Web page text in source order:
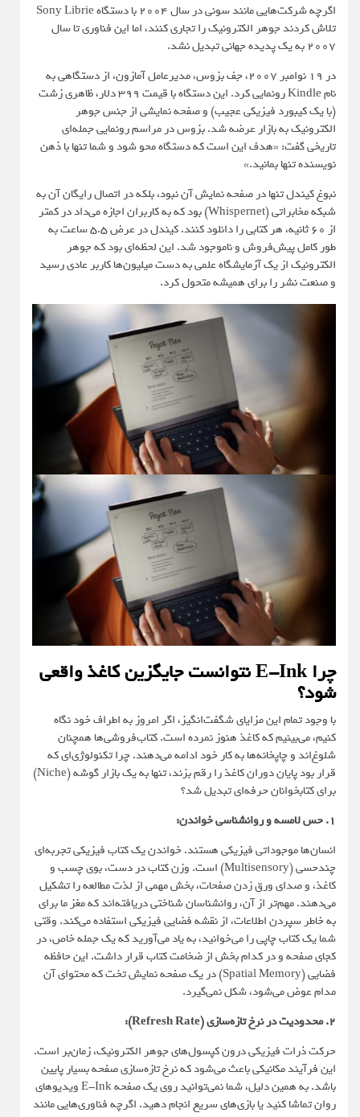
اگرچه شرکت‌هایی مانند سونی در سال 2004 با دستگاه Sony Librie
تلاش کردند جوهر الکترونیک را تجاری کنند، اما این فناوری تا سال
2007 به یک پدیده جهانی تبدیل نشد.
در 19 نوامبر 2007، جف بزوس، مدیرعامل آمازون، از دستگاهی به
نام Kindle رونمایی کرد. این دستگاه با قیمت 399 دلار، ظاهری زشت
(با یک کیبورد فیزیکی عجیب) و صفحه نمایشی از جنس جوهر
الکترونیک به بازار عرضه شد. بزوس در مراسم رونمایی جمله‌ای
تاریخی گفت: «هدف این است که دستگاه محو شود و شما تنها با ذهن
نویسنده تنها بمانید.»
نبوغ کیندل تنها در صفحه نمایش آن نبود، بلکه در اتصال رایگان آن به
شبکه مخابراتی (Whispernet) بود که به کاربران اجازه می‌داد در کمتر
از 60 ثانیه، هر کتابی را دانلود کنند. کیندل در عرض 5.5 ساعت به
طور کامل پیش‌فروش و ناموجود شد. این لحظه‌ای بود که جوهر
الکترونیک از یک آزمایشگاه علمی به دست میلیون‌ها کاربر عادی رسید
و صنعت نشر را برای همیشه متحول کرد.
چرا E-Ink نتوانست جایگزین کاغذ واقعی
شود؟
با وجود تمام این مزایای شگفت‌انگیز، اگر امروز به اطراف خود نگاه
کنیم، می‌بینیم که کاغذ هنوز نمرده است. کتاب‌فروشی‌ها همچنان
شلوغ‌اند و چاپخانه‌ها به کار خود ادامه می‌دهند. چرا تکنولوژی‌ای که
قرار بود پایان دوران کاغذ را رقم بزند، تنها به یک بازار گوشه (Niche)
برای کتابخوانان حرفه‌ای تبدیل شد؟
۱. حس لامسه و روانشناسی خواندن:
انسان‌ها موجوداتی فیزیکی هستند. خواندن یک کتاب فیزیکی تجربه‌ای
چندحسی (Multisensory) است. وزن کتاب در دست، بوی چسب و
کاغذ، و صدای ورق زدن صفحات، بخش مهمی از لذت مطالعه را تشکیل
می‌دهند. مهم‌تر از آن، روانشناسان شناختی دریافته‌اند که مغز ما برای
به خاطر سپردن اطلاعات، از نقشه فضایی فیزیکی استفاده می‌کند. وقتی
شما یک کتاب چاپی را می‌خوانید، به یاد می‌آورید که یک جمله خاص، در
کجای صفحه و در کدام بخش از ضخامت کتاب قرار داشت. این حافظه
فضایی (Spatial Memory) در یک صفحه نمایش تخت که محتوای آن
مدام عوض می‌شود، شکل نمی‌گیرد.
۲. محدودیت در نرخ تازه‌سازی (Refresh Rate):
حرکت ذرات فیزیکی درون کپسول‌های جوهر الکترونیک، زمان‌بر است.
این فرآیند مکانیکی باعث می‌شود که نرخ تازه‌سازی صفحه بسیار پایین
باشد. به همین دلیل، شما نمی‌توانید روی یک صفحه E-Ink ویدیوهای
روان تماشا کنید یا بازی‌های سریع انجام دهید. اگرچه فناوری‌هایی مانند